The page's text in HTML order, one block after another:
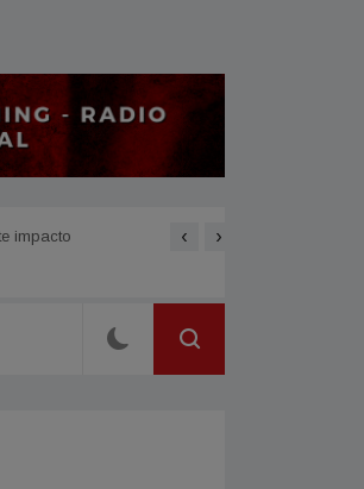
Alberdi se consolida
‹ ›